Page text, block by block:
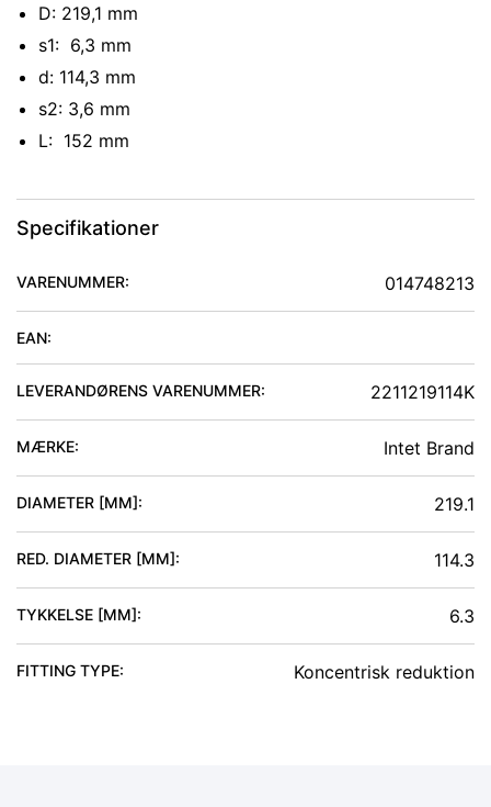
D: 219,1 mm
s1: 6,3 mm
d: 114,3 mm
s2: 3,6 mm
L: 152 mm
Specifikationer
VARENUMMER: 014748213
EAN:
LEVERANDØRENS VARENUMMER: 2211219114K
MÆRKE: Intet Brand
DIAMETER [MM]: 219.1
RED. DIAMETER [MM]: 114.3
TYKKELSE [MM]: 6.3
FITTING TYPE: Koncentrisk reduktion